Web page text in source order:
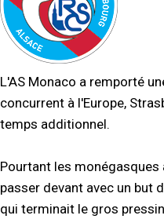
L'AS Monaco a remporté
concurrent à l'Europe,
temps additionnel.
Pourtant les
passer devant avec un but
qui terminait le gros